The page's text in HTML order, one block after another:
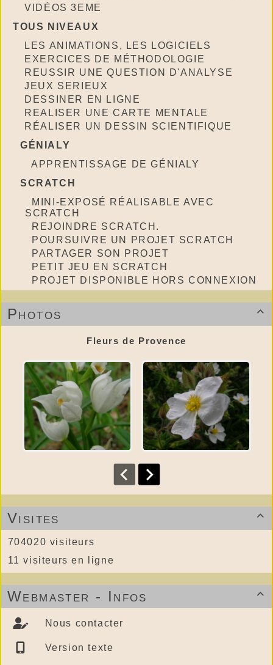
VIDÉOS 3EME
TOUS NIVEAUX
LES ANIMATIONS, LES LOGICIELS
EXERCICES DE MÉTHODOLOGIE
REUSSIR UNE QUESTION D'ANALYSE
JEUX SERIEUX
DESSINER EN LIGNE
REALISER UNE CARTE MENTALE
RÉALISER UN DESSIN SCIENTIFIQUE
GÉNIALY
APPRENTISSAGE DE GÉNIALY
SCRATCH
MINI-EXPOSÉ RÉALISABLE AVEC
SCRATCH
REJOINDRE SCRATCH.
POURSUIVRE UN PROJET SCRATCH
PARTAGER SON PROJET
PETIT JEU EN SCRATCH
PROJET DISPONIBLE HORS CONNEXION

Photos
Fleurs de Provence

Visites
704020 visiteurs
11 visiteurs en ligne

Webmaster - Infos
Nous contacter
Version texte